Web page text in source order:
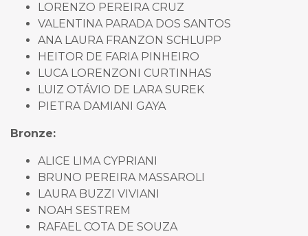
LORENZO PEREIRA CRUZ
VALENTINA PARADA DOS SANTOS
ANA LAURA FRANZON SCHLUPP
HEITOR DE FARIA PINHEIRO
LUCA LORENZONI CURTINHAS
LUIZ OTÁVIO DE LARA SUREK
PIETRA DAMIANI GAYA
Bronze:
ALICE LIMA CYPRIANI
BRUNO PEREIRA MASSAROLI
LAURA BUZZI VIVIANI
NOAH SESTREM
RAFAEL COTA DE SOUZA